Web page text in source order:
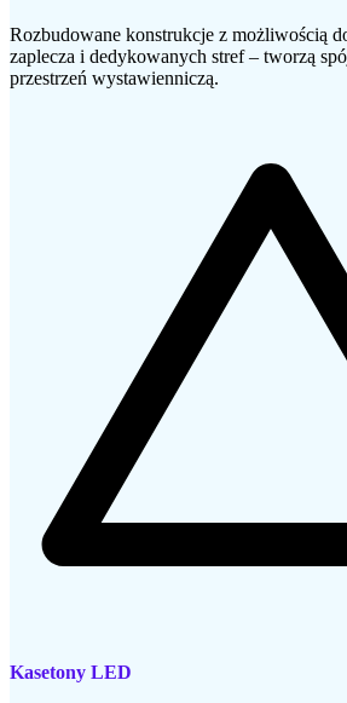
Rozbudowane konstrukcje z możliwością
zaplecza i dedykowanych stref – tworzą
przestrzeń wystawienniczą.
Kasetony LED